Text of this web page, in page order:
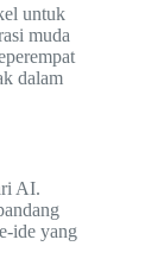
untuk
muda
dalam
AI.
ide yang